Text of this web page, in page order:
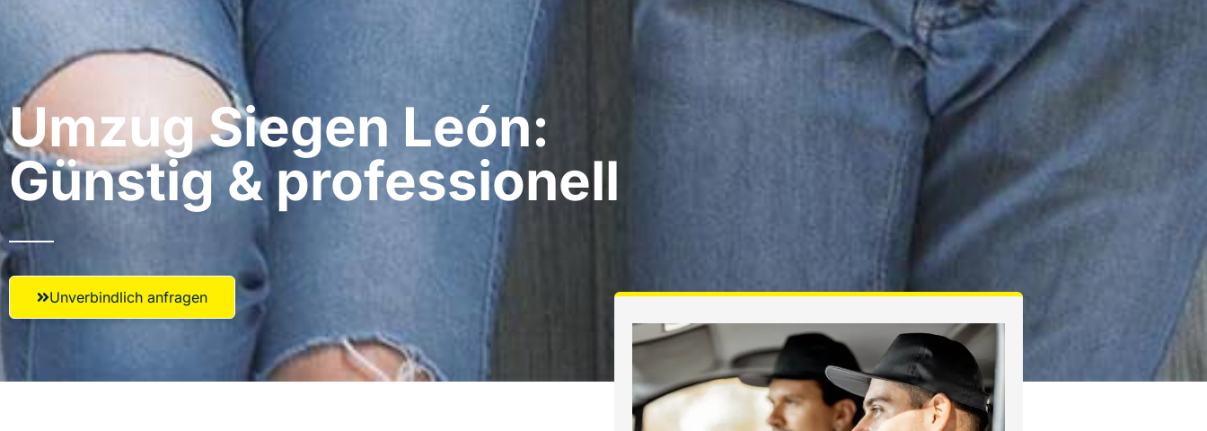
Umzug Siegen​ León:
Günstig & professionell​
Unverbindlich anfragen